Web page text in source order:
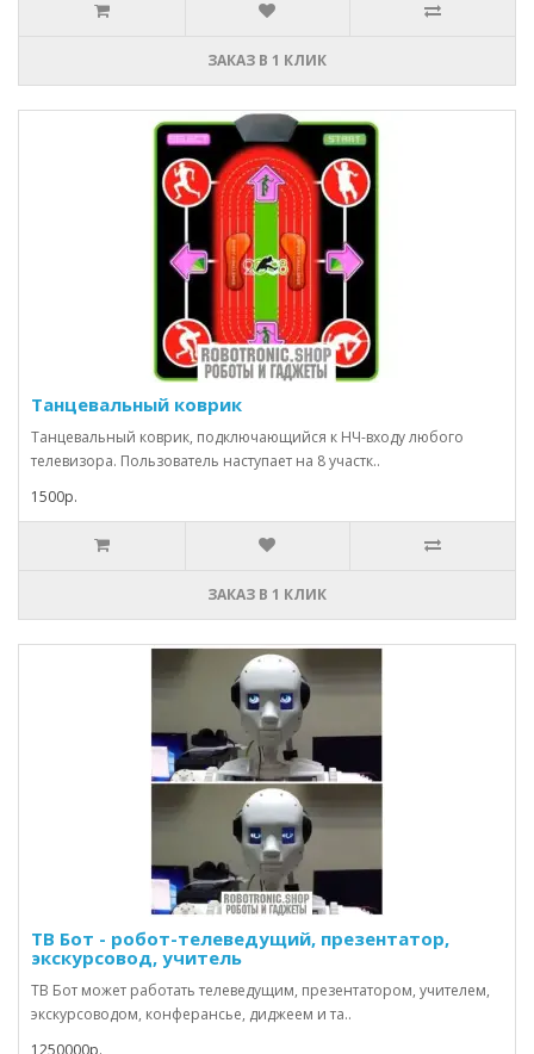
ЗАКАЗ В 1 КЛИК
Танцевальный коврик
Танцевальный коврик, подключающийся к НЧ-входу любого
телевизора. Пользователь наступает на 8 участк..
1500р.
ЗАКАЗ В 1 КЛИК
ТВ Бот - робот-телеведущий, презентатор,
экскурсовод, учитель
ТВ Бот может работать телеведущим, презентатором, учителем,
экскурсоводом, конферансье, диджеем и та..
1250000р.